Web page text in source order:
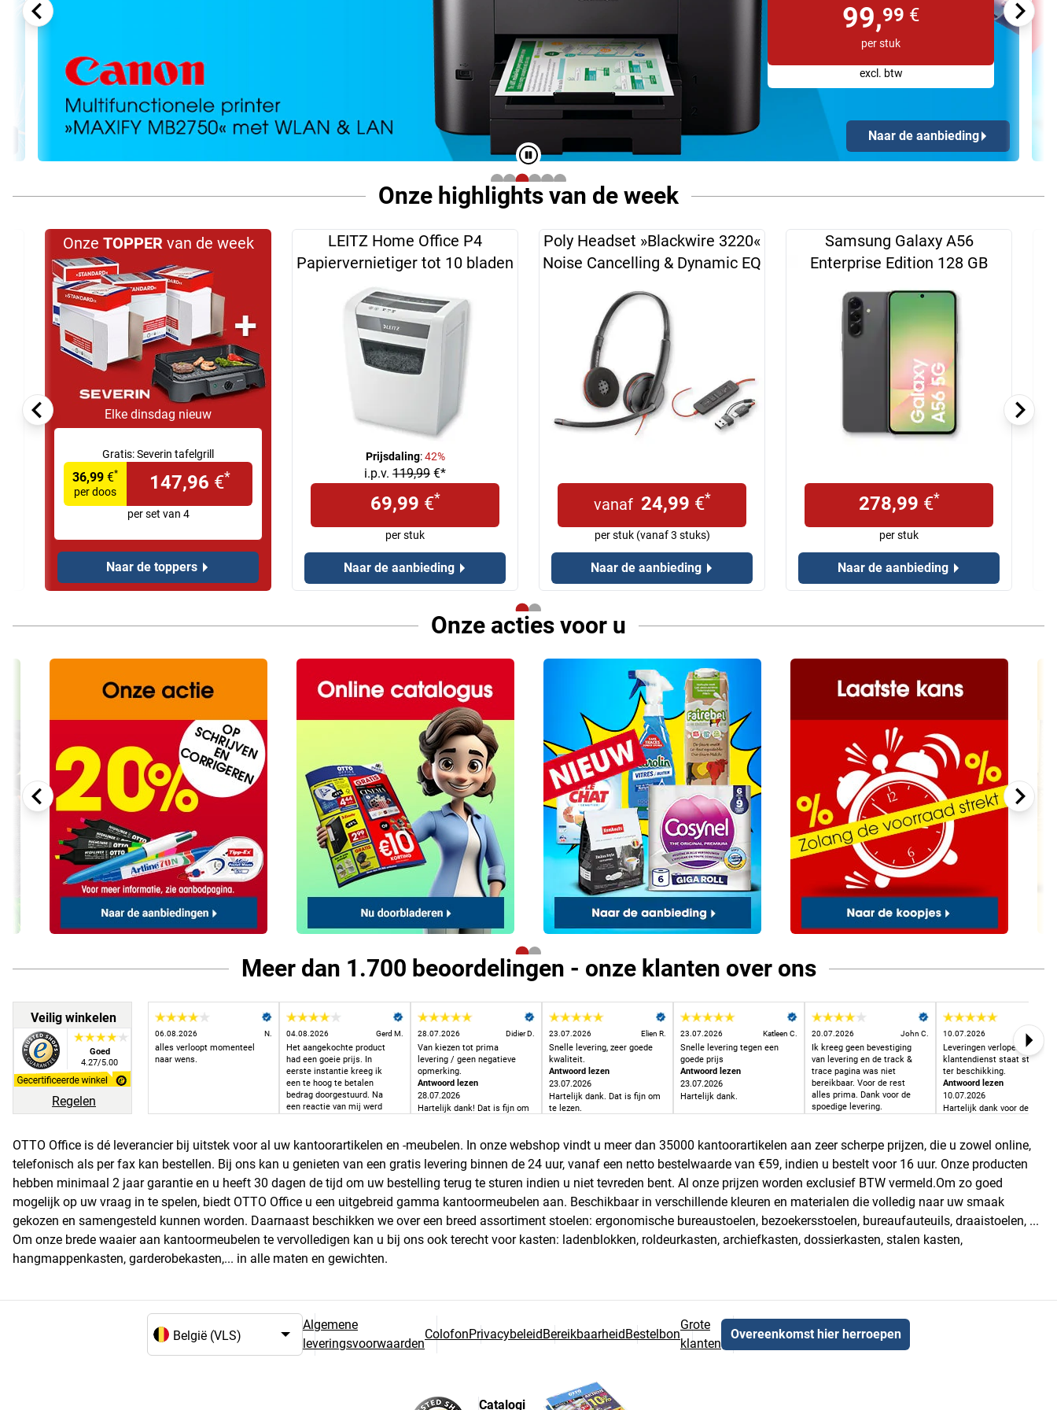
99,99 €
per stuk
excl. btw
Naar de aanbieding
Onze highlights van de week
Onze TOPPERvan de week
Elke dinsdag nieuw
Gratis:Severin tafelgrill
147,96 €*
36,99 €*
per doos
per set van 4
Naar de toppers
LEITZ Home Office P4
Papiervernietiger tot 10 bladen
Prijsdaling:42%
i.p.v. 119,99 €*
69,99 €*
per stuk
Naar de aanbieding
Poly Headset »Blackwire 3220«
Noise Cancelling & Dynamic EQ
vanaf 24,99 €*
per stuk (vanaf 3 stuks)
Naar de aanbieding
Samsung Galaxy A56
Enterprise Edition 128 GB
278,99 €*
per stuk
Naar de aanbieding
Onze acties voor u
Meer dan 1.700 beoordelingen - onze klanten over ons
Veilig winkelen
Goed
4.27/5.00
Regelen
06.08.2026 N.
alles verloopt momenteel
naar wens.
04.08.2026 Gerd M.
Het aangekochte product
had een goeie prijs. In
eerste instantie kreeg ik
een te hoog te betalen
bedrag doorgestuurd. Na
een reactie van mij werd
bedrag.
28.07.2026 Didier D.
Van kiezen tot prima
levering / geen negatieve
opmerking.
Antwoord lezen
28.07.2026
Hartelijk dank! Dat is fijn om
23.07.2026 Elien R.
Snelle levering, zeer goede
kwaliteit.
Antwoord lezen
23.07.2026
Hartelijk dank. Dat is fijn om
te lezen.
23.07.2026 Katleen C.
Snelle levering tegen een
goede prijs
Antwoord lezen
23.07.2026
Hartelijk dank.
20.07.2026 John C.
Ik kreeg geen bevestiging
van levering en de track &
trace pagina was niet
bereikbaar. Voor de rest
alles prima. Dank voor de
spoedige levering.
Bedankt voor de feedback.
is er niet. Normaal kan de
levering gevolgd worden via
ook zien dat er geleverd
werd. U mag onze
klantendienst gerust
contacteren als u worstelt
10.07.2026 Ingrid
Leveringen verlopen stipt en
klantendienst staat steeds
ter beschikking.
Antwoord lezen
10.07.2026
Hartelijk dank voor de
Next
OTTO Office is dé leverancier bij uitstek voor al uw kantoorartikelen en -meubelen. In onze webshop vindt u meer dan 35000 kantoorartikelen aan zeer scherpe prijzen, die u zowel online,
telefonisch als per fax kan bestellen. Bij ons kan u genieten van een gratis levering binnen de 24 uur, vanaf een netto bestelwaarde van €59, indien u bestelt voor 16 uur. Onze producten
hebben minimaal 2 jaar garantie en u heeft 30 dagen de tijd om uw bestelling terug te sturen indien u niet tevreden bent. Al onze prijzen worden exclusief BTW vermeld.Om zo goed
mogelijk op uw vraag in te spelen, biedt OTTO Office u een uitgebreid gamma kantoormeubelen aan. Beschikbaar in verschillende kleuren en materialen die volledig naar uw smaak
gekozen en samengesteld kunnen worden. Daarnaast beschikken we over een breed assortiment stoelen: ergonomische bureaustoelen, bezoekersstoelen, bureaufauteuils, draaistoelen, ...
Om onze brede waaier aan kantoormeubelen te vervolledigen kan u bij ons ook terecht voor kasten: ladenblokken, roldeurkasten, archiefkasten, dossierkasten, stalen kasten,
hangmappenkasten, garderobekasten,... in alle maten en gewichten.
Algemene
leveringsvoorwaarden
ColofonPrivacybeleidBereikbaarheidBestelbon
Grote
klanten
Overeenkomst hier herroepen
Catalogi